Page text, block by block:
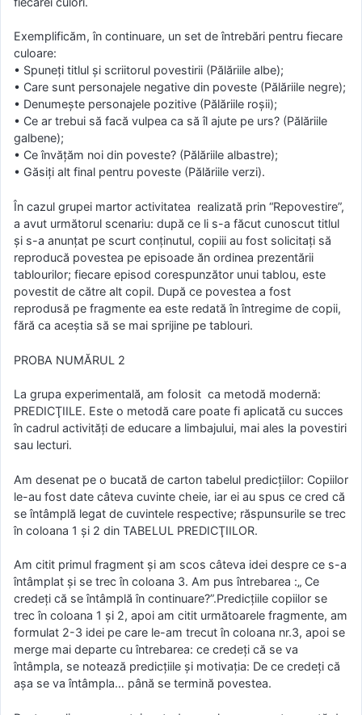
Exemplificăm, în continuare, un set de întrebări pentru fiecare
culoare:
• Spuneţi titlul şi scriitorul povestirii (Pălăriile albe);
• Care sunt personajele negative din poveste (Pălăriile negre);
• Denumeşte personajele pozitive (Pălăriile roşii);
• Ce ar trebui să facă vulpea ca să îl ajute pe urs? (Pălăriile
galbene);
• Ce învăţăm noi din poveste? (Pălăriile albastre);
• Găsiţi alt final pentru poveste (Pălăriile verzi).
În cazul grupei martor activitatea realizată prin “Repovestire”,
a avut următorul scenariu: după ce li s-a făcut cunoscut titlul
şi s-a anunţat pe scurt conţinutul, copiii au fost solicitaţi să
reproducă povestea pe episoade ăn ordinea prezentării
tablourilor; fiecare episod corespunzător unui tablou, este
povestit de către alt copil. După ce povestea a fost
reprodusă pe fragmente ea este redată în întregime de copii,
fără ca aceştia să se mai sprijine pe tablouri.
PROBA NUMĂRUL 2
La grupa experimentală, am folosit ca metodă modernă:
PREDICŢIILE. Este o metodă care poate fi aplicată cu succes
în cadrul activităţi de educare a limbajului, mai ales la povestiri
sau lecturi.
Am desenat pe o bucată de carton tabelul predicţiilor: Copiilor
le-au fost date câteva cuvinte cheie, iar ei au spus ce cred că
se întâmplă legat de cuvintele respective; răspunsurile se trec
în coloana 1 şi 2 din TABELUL PREDICŢIILOR.
Am citit primul fragment şi am scos câteva idei despre ce s-a
întâmplat şi se trec în coloana 3. Am pus întrebarea :„ Ce
credeţi că se întâmplă în continuare?”.Predicţiile copiilor se
trec în coloana 1 şi 2, apoi am citit următoarele fragmente, am
formulat 2-3 idei pe care le-am trecut în coloana nr.3, apoi se
merge mai departe cu întrebarea: ce credeţi că se va
întâmpla, se notează predicţiile şi motivaţia: De ce credeţi că
aşa se va întâmpla… până se termină povestea.